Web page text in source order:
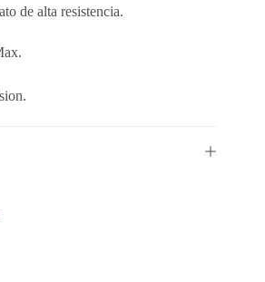
de alta resistencia.